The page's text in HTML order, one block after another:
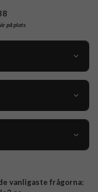
på plats
vanligaste frågorna: